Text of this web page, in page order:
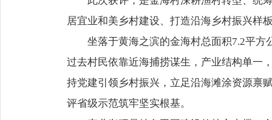
居宜业和美乡村建设、打造沿海乡村振兴样
坐落于黄海之滨的金海村总面积7.2平方
过去村民依靠近海捕捞谋生，产业结构单一
持党建引领乡村振兴，立足沿海滩涂资源禀
评省级示范筑牢坚实根基。